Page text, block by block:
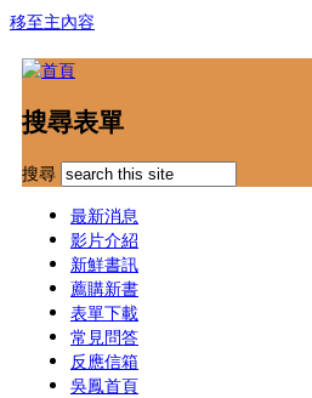
移至主內容
搜尋表單
搜尋
最新消息
影片介紹
新鮮書訊
薦購新書
表單下載
常見問答
反應信箱
吳鳳首頁